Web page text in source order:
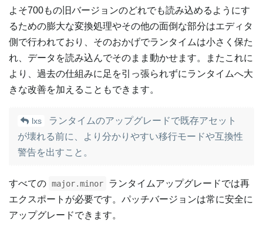
よそ700もの旧バージョンのどれでも読み込めるようにす
るための膨大な変換処理やその他の面倒な部分はエディタ
側で行われており、そのおかげでランタイムは小さく保た
れ、データを読み込んでそのまま動かせます。またこれに
より、過去の仕組みに足を引っ張られずにランタイムへ大
きな改善を加えることもできます。
lxs
ランタイムのアップグレードで既存アセット
が壊れる前に、より分かりやすい移行モードや互換性
警告を出すこと。
すべての major.minor
ランタイムアップグレードでは再
エクスポートが必要です。パッチバージョンは常に安全に
アップグレードできます。